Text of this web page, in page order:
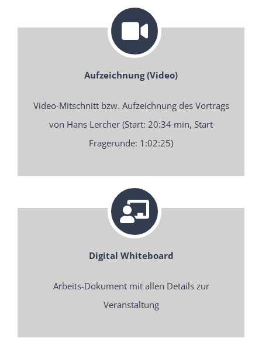
Aufzeichnung (Video)
Video-Mitschnitt bzw. Aufzeichnung des Vortrags
von Hans Lercher (Start: 20:34 min, Start
Fragerunde: 1:02:25)
Digital Whiteboard
Arbeits-Dokument mit allen Details zur
Veranstaltung